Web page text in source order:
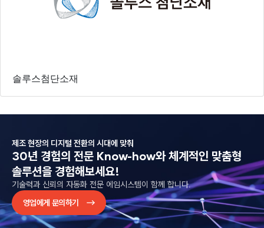
솔루스첨단소재
제조 현장의 디지털 전환의 시대에 맞춰
30년 경험의 전문 Know-how와체계적인 맞춤형
솔루션을 경험해보세요!
기술력과 신뢰의 자동화 전문 에임시스템이 함께 합니다.
영업에게 문의하기